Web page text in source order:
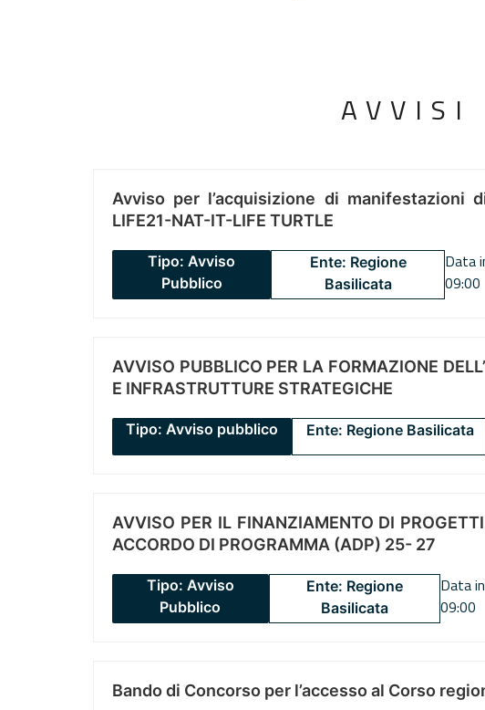
AVVISI
Avviso per l’acquisizione di manifestazioni
LIFE21-NAT-IT-LIFE TURTLE
Tipo: Avviso
Pubblico
Ente: Regione
Basilicata
Data
09:00
AVVISO PUBBLICO PER LA FORMAZIONE
E INFRASTRUTTURE STRATEGICHE
Tipo: Avviso pubblico Ente: Regione Basilicata
AVVISO PER IL FINANZIAMENTO DI
ACCORDO DI PROGRAMMA (ADP) 25- 27
Tipo: Avviso
Pubblico
Ente: Regione
Basilicata
Data
09:00
Bando di Concorso per l’accesso al Corso